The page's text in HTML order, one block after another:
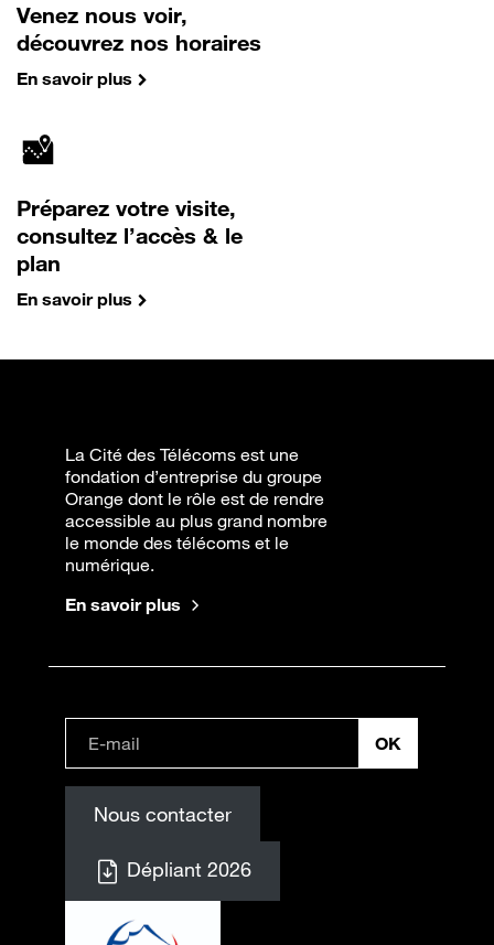
Venez nous voir,
découvrez nos horaires
En savoir plus
Préparez votre visite,
consultez l’accès & le
plan
En savoir plus
La Cité des Télécoms est une
fondation d’entreprise du groupe
Orange dont le rôle est de rendre
accessible au plus grand nombre
le monde des télécoms et le
numérique.
En savoir plus
Nous contacter
Dépliant 2026